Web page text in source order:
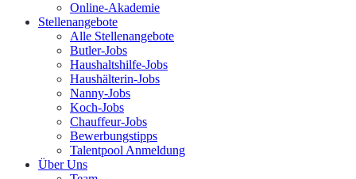
Online-Akademie
Stellenangebote
Alle Stellenangebote
Butler-Jobs
Haushaltshilfe-Jobs
Haushälterin-Jobs
Nanny-Jobs
Koch-Jobs
Chauffeur-Jobs
Bewerbungstipps
Talentpool Anmeldung
Über Uns